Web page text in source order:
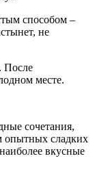
способом –
не
После
месте.
сочетания,
опытных сладких
вкусные